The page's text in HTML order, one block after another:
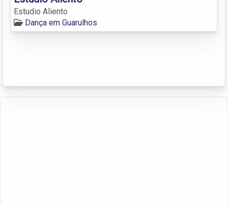
Estudio Aliento
Dança em Guarulhos